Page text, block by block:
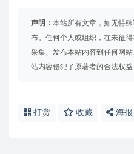
声明： 本站所有文章，如无特
布。任何个人或组织，在未征
采集、发布本站内容到任何网
站内容侵犯了原著者的合法权益
打赏 收藏 海报